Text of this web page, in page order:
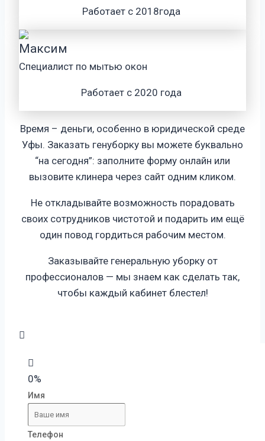
Работает с 2018года
Максим
Специалист по мытью окон
Работает с 2020 года
Время – деньги, особенно в юридической среде
Уфы. Заказать генуборку вы можете буквально
“на сегодня”: заполните форму онлайн или
вызовите клинера через сайт одним кликом.
Не откладывайте возможность порадовать
своих сотрудников чистотой и подарить им ещё
один повод гордиться рабочим местом.
Заказывайте генеральную уборку от
профессионалов — мы знаем как сделать так,
чтобы каждый кабинет блестел!
0%
Имя
Телефон